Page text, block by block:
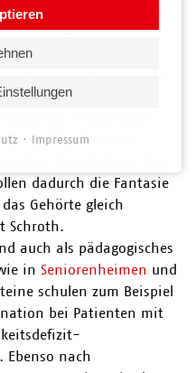
dieses Konzept in den
kündigt Schroth an.
in den
Selbstverständlich
Begleitheft haben
dadurch die Fantasie
Gehörte gleich
Schroth.
auch als pädagogisches
in Seniorenheimen und
schulen zum Beispiel
bei Patienten mit
Ebenso nach
Impressum